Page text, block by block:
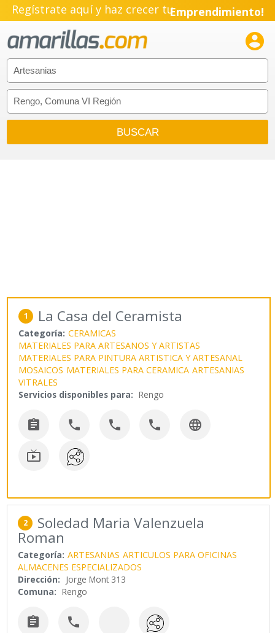
Regístrate aquí y haz crecer tuEmprendimiento!

1 La Casa del Ceramista
Categoría: CERAMICAS
MATERIALES PARA ARTESANOS Y ARTISTAS
MATERIALES PARA PINTURA ARTISTICA Y ARTESANAL
MOSAICOS MATERIALES PARA CERAMICA ARTESANIAS
VITRALES
Servicios disponibles para: Rengo
    

2 Soledad Maria Valenzuela
Roman
Categoría: ARTESANIAS ARTICULOS PARA OFICINAS
ALMACENES ESPECIALIZADOS
Dirección: Jorge Mont 313
Comuna: Rengo
 